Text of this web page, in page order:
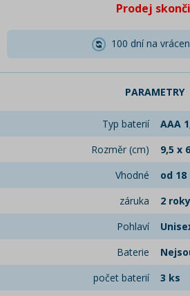
Prodej
100 dní na
PARAMETRY
Typ baterií
AAA
Rozměr (cm)
9,5 x
Vhodné
od
záruka
2 roky
Pohlaví
Baterie
počet baterií
3 ks